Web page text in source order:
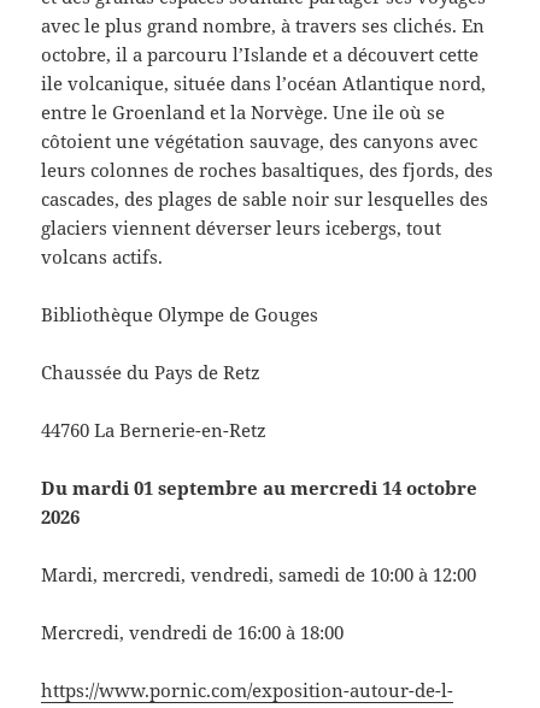
avec le plus grand nombre, à travers ses clichés. En
octobre, il a parcouru l’Islande et a découvert cette
ile volcanique, située dans l’océan Atlantique nord,
entre le Groenland et la Norvège. Une ile où se
côtoient une végétation sauvage, des canyons avec
leurs colonnes de roches basaltiques, des fjords, des
cascades, des plages de sable noir sur lesquelles des
glaciers viennent déverser leurs icebergs, tout
volcans actifs.
Bibliothèque Olympe de Gouges
Chaussée du Pays de Retz
44760 La Bernerie-en-Retz
Du mardi 01 septembre au mercredi 14 octobre
2026
Mardi, mercredi, vendredi, samedi de 10:00 à 12:00
Mercredi, vendredi de 16:00 à 18:00
https://www.pornic.com/exposition-autour-de-l-